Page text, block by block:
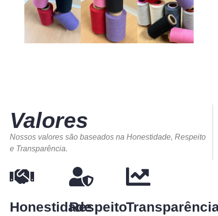
Valores
Nossos valores são baseados na Honestidade, Respeito
e Transparência.
HonestidadeRespeito